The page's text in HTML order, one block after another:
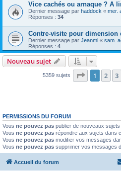
Vice cachés ou arnaque ? A
Dernier message par haddock « mer.
Réponses : 34
Contre-visite pour dimension
Dernier message par Jeanmi « sam.
Réponses : 4
Nouveau sujet
5359 sujets Page 1sur
1 2 3
PERMISSIONS DU FORUM
Vous ne pouvez pas publier de nouveaux
Vous ne pouvez pas répondre aux sujets dans
Vous ne pouvez pas modifier vos messages
Vous ne pouvez pas supprimer vos messages
Accueil du forum